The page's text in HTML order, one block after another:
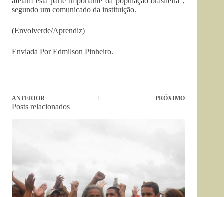
segundo um comunicado da instituição.
(Envolverde/Aprendiz)
Enviada Por Edmilson Pinheiro.
ANTERIOR PRÓXIMO
Posts relacionados